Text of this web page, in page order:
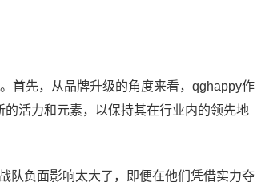
首先，从品牌升级的角度来看，qghappy作
活力和元素，以保持其在行业内的领先地
队负面影响太大了，即便在他们凭借实力夺